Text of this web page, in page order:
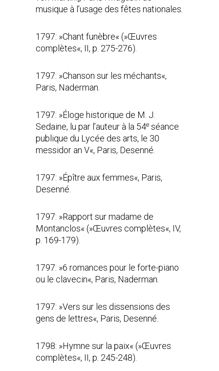
musique à l’usage des fêtes nationales.
1797: »Chant funèbre« (»Œuvres
complètes«, II, p. 275-276).
1797: »Chanson sur les méchants«,
Paris, Naderman.
1797: »Éloge historique de M. J.
Sedaine, lu par l’auteur à la 54eséance
publique du Lycée des arts, le 30
messidor an V«, Paris, Desenné.
1797: »Épître aux femmes«, Paris,
Desenné.
1797: »Rapport sur madame de
Montanclos« (»Œuvres complètes«, IV,
p. 169-179).
1797: »6 romances pour le forte-piano
ou le clavecin«, Paris, Naderman.
1797: »Vers sur les dissensions des
gens de lettres«, Paris, Desenné.
1798: »Hymne sur la paix« (»Œuvres
complètes«, II, p. 245-248).